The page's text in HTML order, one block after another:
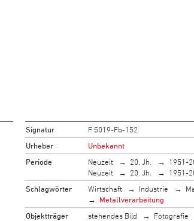
Signatur
F 5019-Fb-152
Urheber
Unbekannt
Periode
Neuzeit 20. Jh. 1951-
Neuzeit
20. Jh. 1951-
Schlagwörter
Wirtschaft Industrie
Metallverarbeitung
Objektträger
stehendes Bild Fotografie